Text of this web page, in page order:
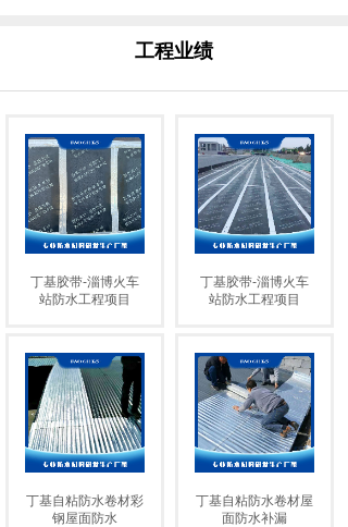
工程业绩
丁基胶带-淄博火车
站防水工程项目
丁基胶带-淄博火车
站防水工程项目
丁基自粘防水卷材彩
钢屋面防水
丁基自粘防水卷材屋
面防水补漏